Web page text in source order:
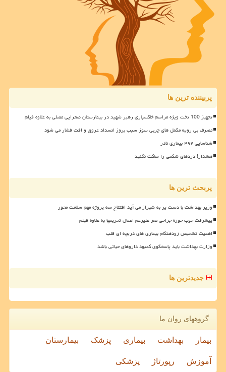
پربیننده ترین ها
تجهیز 100 تخت ویژه مراسم خاکسپاری رهبر شهید در بیمارستان صحرایی مصلی به علاوه فیلم
مصرف بی رویه مکمل های چربی سوز سبب بروز انسداد عروق و افت فشار می شود
شناسایی ۴۹۲ بیماری نادر
هشدار! دردهای شکمی را ساکت نکنید
پربحث ترین ها
وزیر بهداشت با دست پر به شیراز می آید افتتاح سه پروژه مهم سلامت محور
پیشرفت خوب حوزه جراحی مغز علیرغم اعمال تحریمها به علاوه فیلم
اهمیت تشخیص زودهنگام بیماری های دریچه ای قلب
وزارت بهداشت باید پاسخگوی کمبود داروهای حیاتی باشد
جدیدترین ها
گروههای روان ما
بیمار بهداشت بیماری پزشک بیمارستان
آموزش رپورتاژ پزشکی